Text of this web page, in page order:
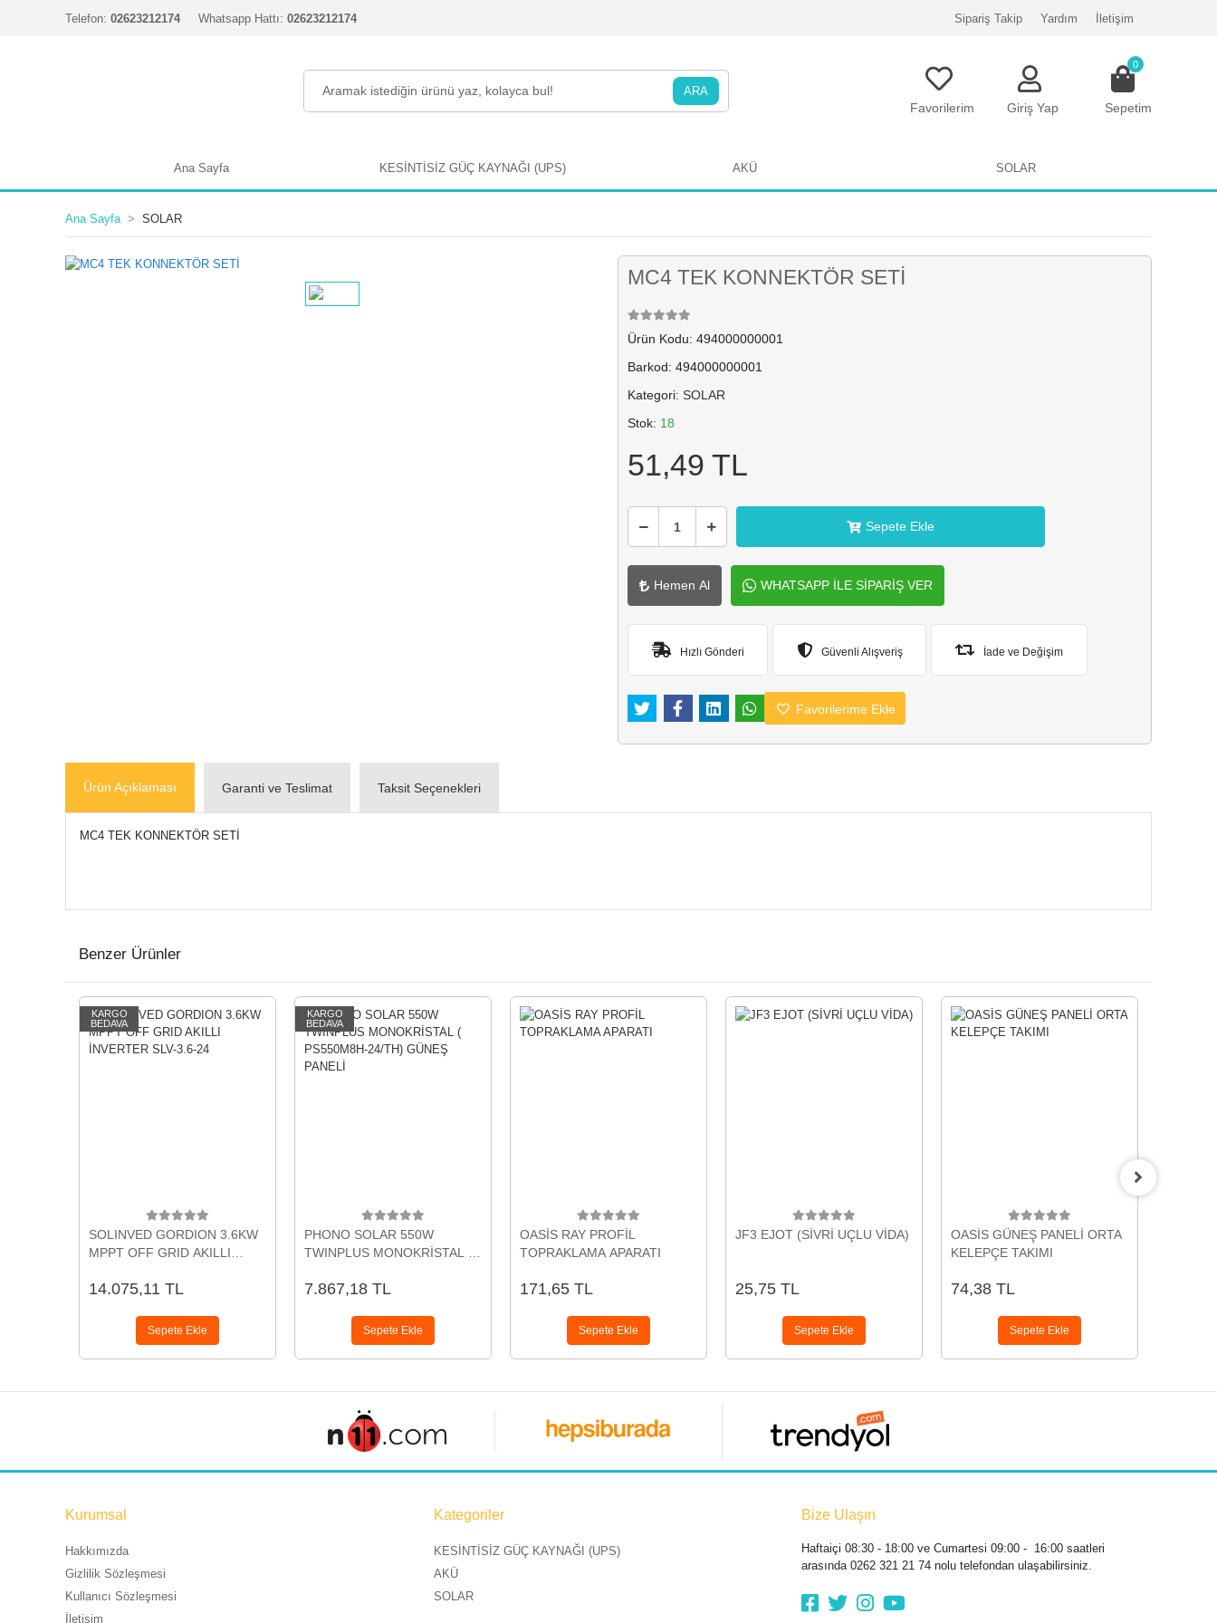
Telefon: 02623212174 Whatsapp Hattı: 02623212174 Sipariş Takip Yardım İletişim
ARA
Favorilerim Giriş Yap
0
Sepetim
Ana Sayfa KESİNTİSİZ GÜÇ KAYNAĞI (UPS) AKÜ SOLAR
Ana Sayfa SOLAR
MC4 TEK KONNEKTÖR SETİ
Ürün Kodu: 494000000001
Barkod: 494000000001
Kategori: SOLAR
Stok: 18
51,49 TL
Sepete Ekle
Hemen Al WHATSAPP İLE SİPARİŞ VER
Hızlı Gönderi Güvenli Alışveriş İade ve Değişim
Favorilerime Ekle
Ürün Açıklaması Garanti ve Teslimat Taksit Seçenekleri
MC4 TEK KONNEKTÖR SETİ
Benzer Ürünler
KARGO
BEDAVA
SOLINVED GORDION 3.6KW
MPPT OFF GRID AKILLI
14.075,11 TL
Sepete Ekle
KARGO
BEDAVA
PHONO SOLAR 550W
TWINPLUS MONOKRİSTAL (
PANELİ
7.867,18 TL
Sepete Ekle
OASİS RAY PROFİL
TOPRAKLAMA APARATI
171,65 TL
Sepete Ekle
JF3 EJOT (SİVRİ UÇLU VİDA)
25,75 TL
Sepete Ekle
OASİS GÜNEŞ PANELİ ORTA
KELEPÇE TAKIMI
74,38 TL
Sepete Ekle
Kurumsal
Hakkımızda
Gizlilik Sözleşmesi
Kullanıcı Sözleşmesi
İletişim
Kategoriler
KESİNTİSİZ GÜÇ KAYNAĞI (UPS)
AKÜ
SOLAR
Bize Ulaşın
Haftaiçi 08:30 - 18:00 ve Cumartesi 09:00 - 16:00 saatleri
arasında 0262 321 21 74 nolu telefondanulaşabilirsiniz.